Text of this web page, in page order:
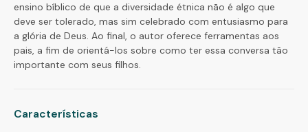
ensino bíblico de que a diversidade étnica não é algo que
deve ser tolerado, mas sim celebrado com entusiasmo para
a glória de Deus. Ao final, o autor oferece ferramentas aos
pais, a fim de orientá-los sobre como ter essa conversa tão
importante com seus filhos.
Características